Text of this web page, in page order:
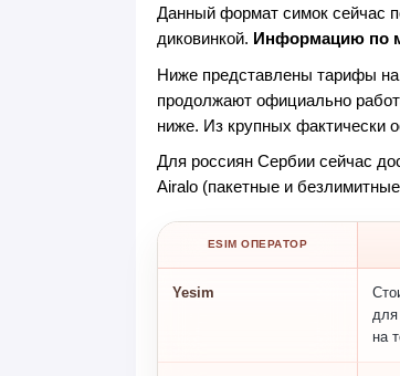
Данный формат симок сейчас
диковинкой. Информацию по
Ниже представлены тарифы на
продолжают официально
ниже. Из крупных фактически
Для россиян Сербии сейчас
Airalo (пакетные и
ESIM ОПЕРАТОР
Yesim
на